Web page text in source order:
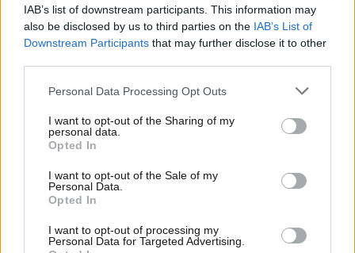
IAB’s list of downstream participants. This information may
also be disclosed by us to third parties on the IAB’s List of
Downstream Participants that may further disclose it to other
Please note that this website/app uses one or more Google
not limited to your visit or usage behaviour. You may click to
grant or deny consent to Google and its third-party tags to
use your data for below specified purposes in below Google
consent section.
Personal Data Processing Opt Outs
I want to opt-out of the Sharing of my
personal data.
Opted In
I want to opt-out of the Sale of my
Personal Data.
Opted In
I want to opt-out of processing my
Personal Data for Targeted Advertising.
Ημέρα δράσης για την έμφυλη βία: Θεσμοί, ειδικοί και
οικογένειες θυμάτων ενώνουν φωνές στην Αθήνα